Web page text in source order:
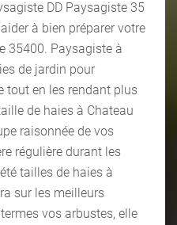
DD Paysagiste 35
à bien préparer votre
35400. Paysagiste à
de jardin pour
tout en les rendant plus
de haies à Chateau
raisonnée de vos
régulière durant les
tailles de haies à
sur les meilleurs
vos arbustes, elle